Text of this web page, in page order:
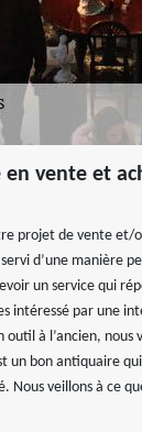
en vente et
projet de vente et/
d’une manière
un service qui
intéressé par une
à l’ancien, nous
un bon antiquaire
Nous veillons à ce